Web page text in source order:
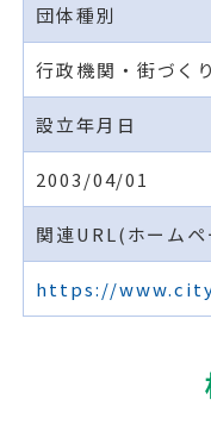
団体種別
行政機関・街づく
設立年月日
2003/04/01
関連URL(ホームペ
https://